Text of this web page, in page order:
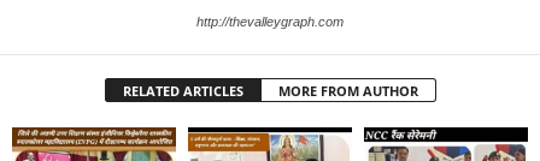
http://thevalleygraph.com
RELATED ARTICLES MORE FROM AUTHOR